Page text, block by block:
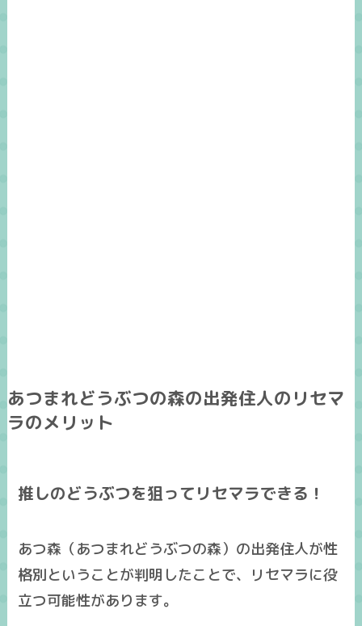
あつまれどうぶつの森の出発住人のリセマ
ラのメリット
推しのどうぶつを狙ってリセマラできる！
あつ森（あつまれどうぶつの森）の出発住人が性
格別ということが判明したことで、リセマラに役
立つ可能性があります。